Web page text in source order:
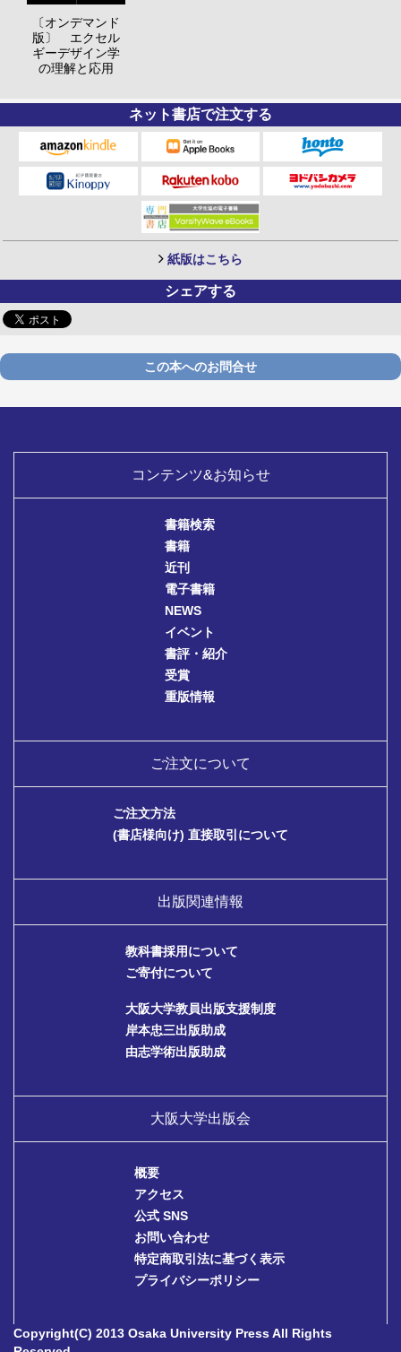
〔オンデマンド
版〕 エクセル
ギーデザイン学
の理解と応用
ネット書店で注文する
紙版はこちら
シェアする
この本へのお問合せ
コンテンツ&お知らせ
書籍検索
書籍
近刊
電子書籍
NEWS
イベント
書評・紹介
受賞
重版情報
ご注文について
ご注文方法
(書店様向け) 直接取引について
出版関連情報
教科書採用について
ご寄付について
大阪大学教員出版支援制度
岸本忠三出版助成
由志学術出版助成
大阪大学出版会
概要
アクセス
公式 SNS
お問い合わせ
特定商取引法に基づく表示
プライバシーポリシー
Copyright(C) 2013 Osaka University Press All Rights